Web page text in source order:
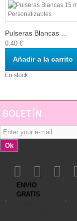
Pulseras Blancas ...
0,40 €
Añadir a la carrito
En stock
BOLETÍN
Ok
ENVIO
GRATIS